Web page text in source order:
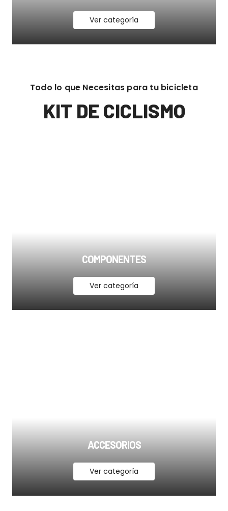
Ver categoría
Todo lo que Necesitas para tu bicicleta
KIT DE CICLISMO
COMPONENTES
Ver categoría
ACCESORIOS
Ver categoría